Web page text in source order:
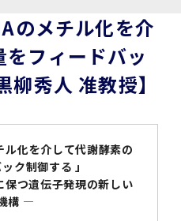
つ東京医科歯科大
び大学院研究生募集
び大学院研究生募集
窓口
度について
合知と癒しの次世代
総合知と癒しの次世
歯学系)トップ
ップレベルAI研究の
究のための共創型
ンティスト）養成支
（クリニシャン・
援制度の募集につい
ス
ップ
学科）
学科）
学科）トップ
学科）
学科）
学科）
生
卒業生
者・一般の方
ご利用の方
のメチル化を介
フィードバッ
秀人 准教授】
ル化を介して代謝酵素の
ク制御する 」
つ遺伝子発現の新しい
構 ―